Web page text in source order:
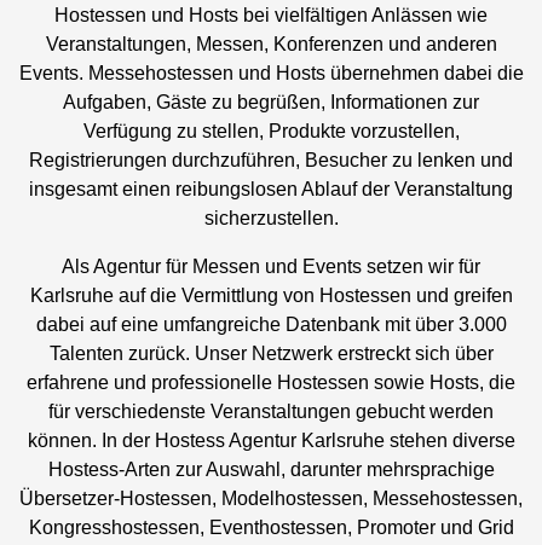
Hostessen und Hosts bei vielfältigen Anlässen wie
Veranstaltungen, Messen, Konferenzen und anderen
Events. Messehostessen und Hosts übernehmen dabei die
Aufgaben, Gäste zu begrüßen, Informationen zur
Verfügung zu stellen, Produkte vorzustellen,
Registrierungen durchzuführen, Besucher zu lenken und
insgesamt einen reibungslosen Ablauf der Veranstaltung
sicherzustellen.
Als Agentur für Messen und Events setzen wir für
Karlsruhe auf die Vermittlung von Hostessen und greifen
dabei auf eine umfangreiche Datenbank mit über 3.000
Talenten zurück. Unser Netzwerk erstreckt sich über
erfahrene und professionelle Hostessen sowie Hosts, die
für verschiedenste Veranstaltungen gebucht werden
können. In der Hostess Agentur Karlsruhe stehen diverse
Hostess-Arten zur Auswahl, darunter mehrsprachige
Übersetzer-Hostessen, Modelhostessen, Messehostessen,
Kongresshostessen, Eventhostessen, Promoter und Grid